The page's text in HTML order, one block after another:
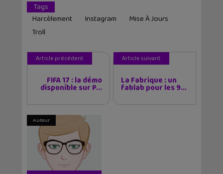
Tags
Harcèlement
Instagram
Mise À Jours
Troll
Article précédent
FIFA 17 : la démo
disponible sur P...
Article suivant
La Fabrique : un
fablab pour les 9...
Auteur